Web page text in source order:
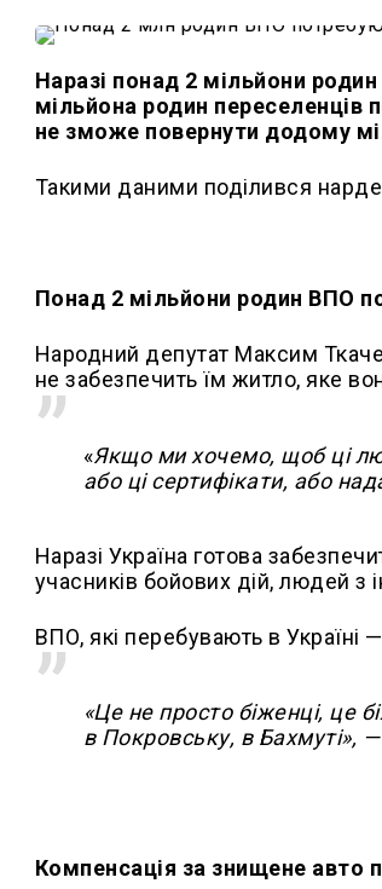
Наразі понад 2 мільйони
мільйона родин переселенців
не зможе повернути додому
Такими даними поділився
Понад 2 мільйони родин ВПО
Народний депутат Максим
не забезпечить їм житло, яке
«Якщо ми хочемо, щоб ці
або ці сертифікати, або
Наразі Україна готова
учасників бойових дій, людей з
ВПО, які перебувають в
«Це не просто біженці, це
в Покровську, в Бахмуті»,
Компенсація за знищене авто